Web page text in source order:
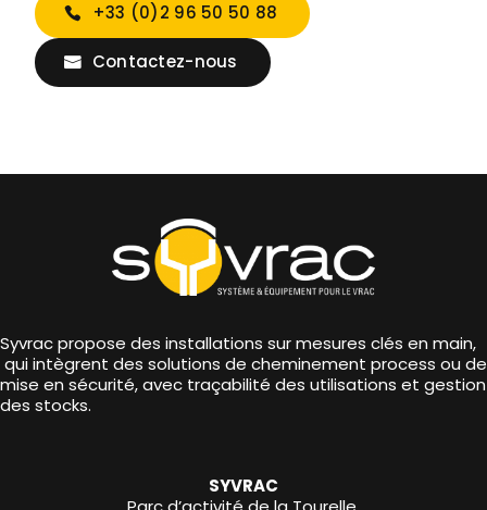
+33 (0)2 96 50 50 88
Contactez-nous
Syvrac propose des installations sur mesures clés en main,
qui intègrent des solutions de cheminement process ou de
mise en sécurité, avec traçabilité des utilisations et gestion
des stocks.
SYVRAC